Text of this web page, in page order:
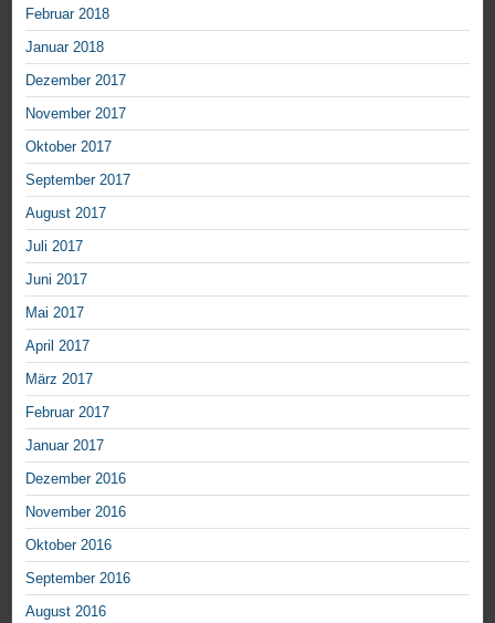
Februar 2018
Januar 2018
Dezember 2017
November 2017
Oktober 2017
September 2017
August 2017
Juli 2017
Juni 2017
Mai 2017
April 2017
März 2017
Februar 2017
Januar 2017
Dezember 2016
November 2016
Oktober 2016
September 2016
August 2016